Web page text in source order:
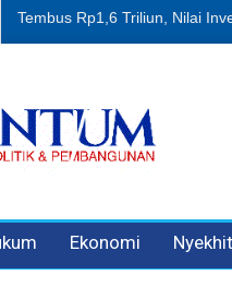
Korupsi Retribusi Sampah,
Ekonomi